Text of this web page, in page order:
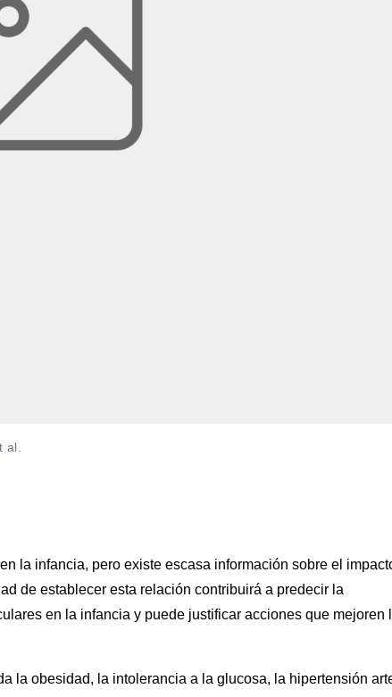
al.
la infancia, pero existe escasa información sobre el
de establecer esta relación contribuirá a predecir la
en la infancia y puede justificar acciones que mejoren
la obesidad, la intolerancia a la glucosa, la hipertensión